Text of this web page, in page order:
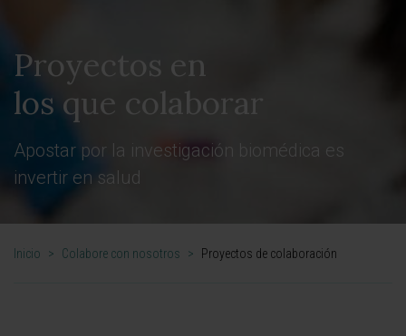
Proyectos en
los que colaborar
Apostar por la investigación biomédica es
invertir en salud
Inicio > Colabore con nosotros > Proyectos de colaboración